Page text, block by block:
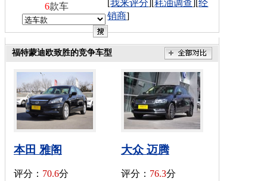
[我来评分 ][耗油调查 ][经
销商]
6款车
福特蒙迪欧致胜的竞争车型
本田 雅阁
评分： 70.6分
大众 迈腾
评分： 76.3分